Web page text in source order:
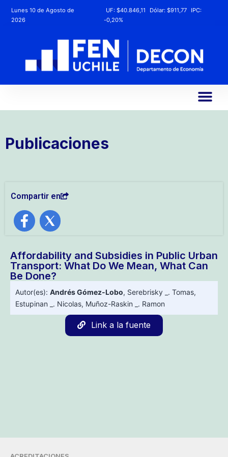
Lunes 10 de Agosto de
2026
UF: $40.846,11 Dólar: $911,77
IPC:
-0,20%
Publicaciones
Compartir en
Affordability and Subsidies in Public Urban
Transport: What Do We Mean, What Can
Be Done?
Autor(es): Andrés Gómez-Lobo, Serebrisky _. Tomas,
Estupinan _. Nicolas, Muñoz-Raskin _. Ramon
Link a la fuente